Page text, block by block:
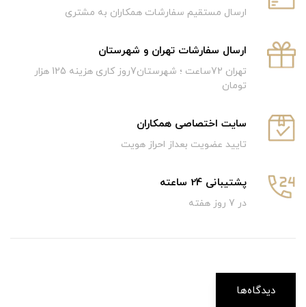
ارسال مستقیم سفارشات همکاران به مشتری
ارسال سفارشات تهران و شهرستان
تهران 72ساعت ؛ شهرستان7روز کاری هزینه 125 هزار
تومان
سایت اختصاصی همکاران
تایید عضویت بعداز احراز هویت
پشتیبانی 24 ساعته
در 7 روز هفته
دیدگاه‌ها